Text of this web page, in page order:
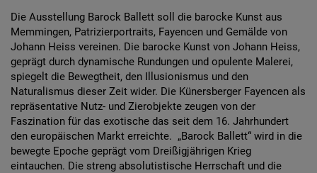
Seitenaufrufe als Statistik. Die hierdurch gespeicherten Daten werden
ausschließlich auf unseren eigenen Servern gespeichert. Eine
Übertragung an Dritte erfolgt nicht. Wir verwenden die Funktion
AnonymizeIP zur Anonymisierung Ihrer IP-Adresse, so dass diese gekürzt
wird und nicht mehr Ihrem Besuch auf unserer Internetseite zugeordnet
werden kann.
YouTube / Vimeo
Wir nutzen YouTube im erweiterten Datenschutzmodus. Dieser Modus
bewirkt laut YouTube, dass YouTube keine Informationen über die
Besucher auf dieser Website speichert, bevor diese sich das Video
Die Ausstellung Barock Ballett soll die barocke Kunst aus
Memmingen, Patrizierportraits, Fayencen und Gemälde von
Johann Heiss vereinen. Die barocke Kunst von Johann Heiss,
geprägt durch dynamische Rundungen und opulente Malerei,
spiegelt die Bewegtheit, den Illusionismus und den
Naturalismus dieser Zeit wider. Die Künersberger Fayencen als
repräsentative Nutz- und Zierobjekte zeugen von der
Faszination für das exotische das seit dem 16. Jahrhundert
den europäischen Markt erreichte. „Barock Ballett“ wird in die
bewegte Epoche geprägt vom Dreißigjährigen Krieg
eintauchen. Die streng absolutistische Herrschaft und die